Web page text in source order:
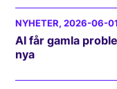
NYHETER, 2026-06-01
AI får gamla
nya